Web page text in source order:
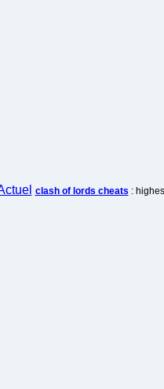
clash of lords cheats :